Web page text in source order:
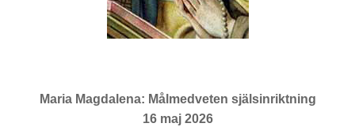
Maria Magdalena: Målmedveten själsinriktning
16 maj 2026